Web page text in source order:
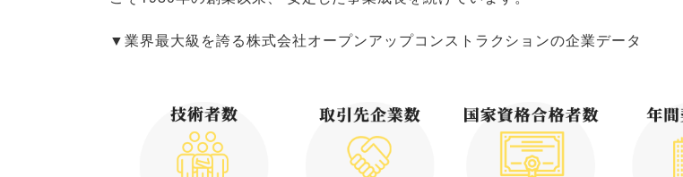
▼業界最大級を誇る株式会社オープンアップコンストラクションの企業データ